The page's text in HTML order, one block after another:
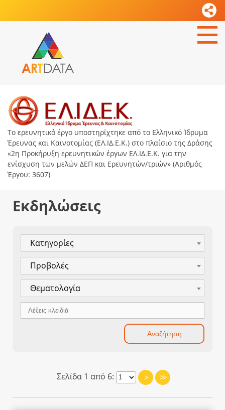
Το ερευνητικό έργο υποστηρίχτηκε από το Ελληνικό Ίδρυμα
Έρευνας και Καινοτομίας (ΕΛ.ΙΔ.Ε.Κ.) στο πλαίσιο της Δράσης
«2η Προκήρυξη ερευνητικών έργων ΕΛ.ΙΔ.Ε.Κ. για την
ενίσχυση των μελών ΔΕΠ και Ερευνητών/τριών» (Αριθμός
Έργου: 3607)
Εκδηλώσεις
Κατηγορίες
Προβολές
Θεματολογία
Σελίδα 1 από 6: > >>